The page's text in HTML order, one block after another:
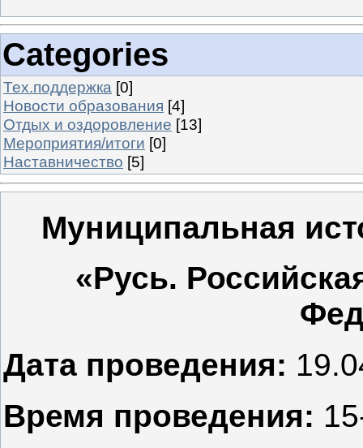
Categories
Тех.поддержка [0]
Новости образования [4]
Отдых и оздоровление [13]
Мероприятия/итоги [0]
Наставничество [5]
Муниципальная
«Русь.
Дата проведения:
Время проведения: